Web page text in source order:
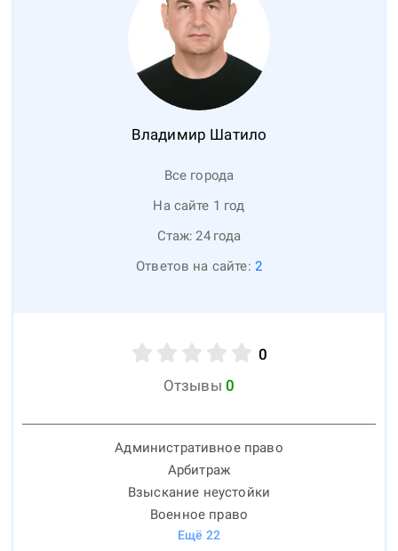
Владимир Шатило
Все города
На сайте 1 год
Стаж: 24 года
Ответов на сайте: 2
0
Отзывы 0
Административное право
Арбитраж
Взыскание неустойки
Военное право
Ещё 22